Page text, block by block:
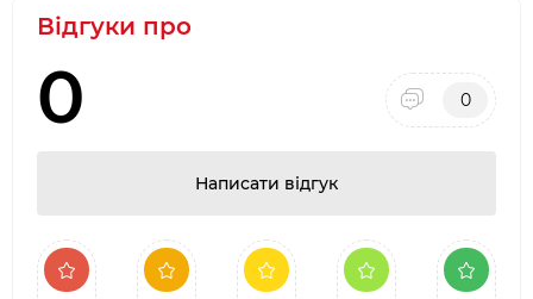
Відгуки про
0 0
Написати відгук